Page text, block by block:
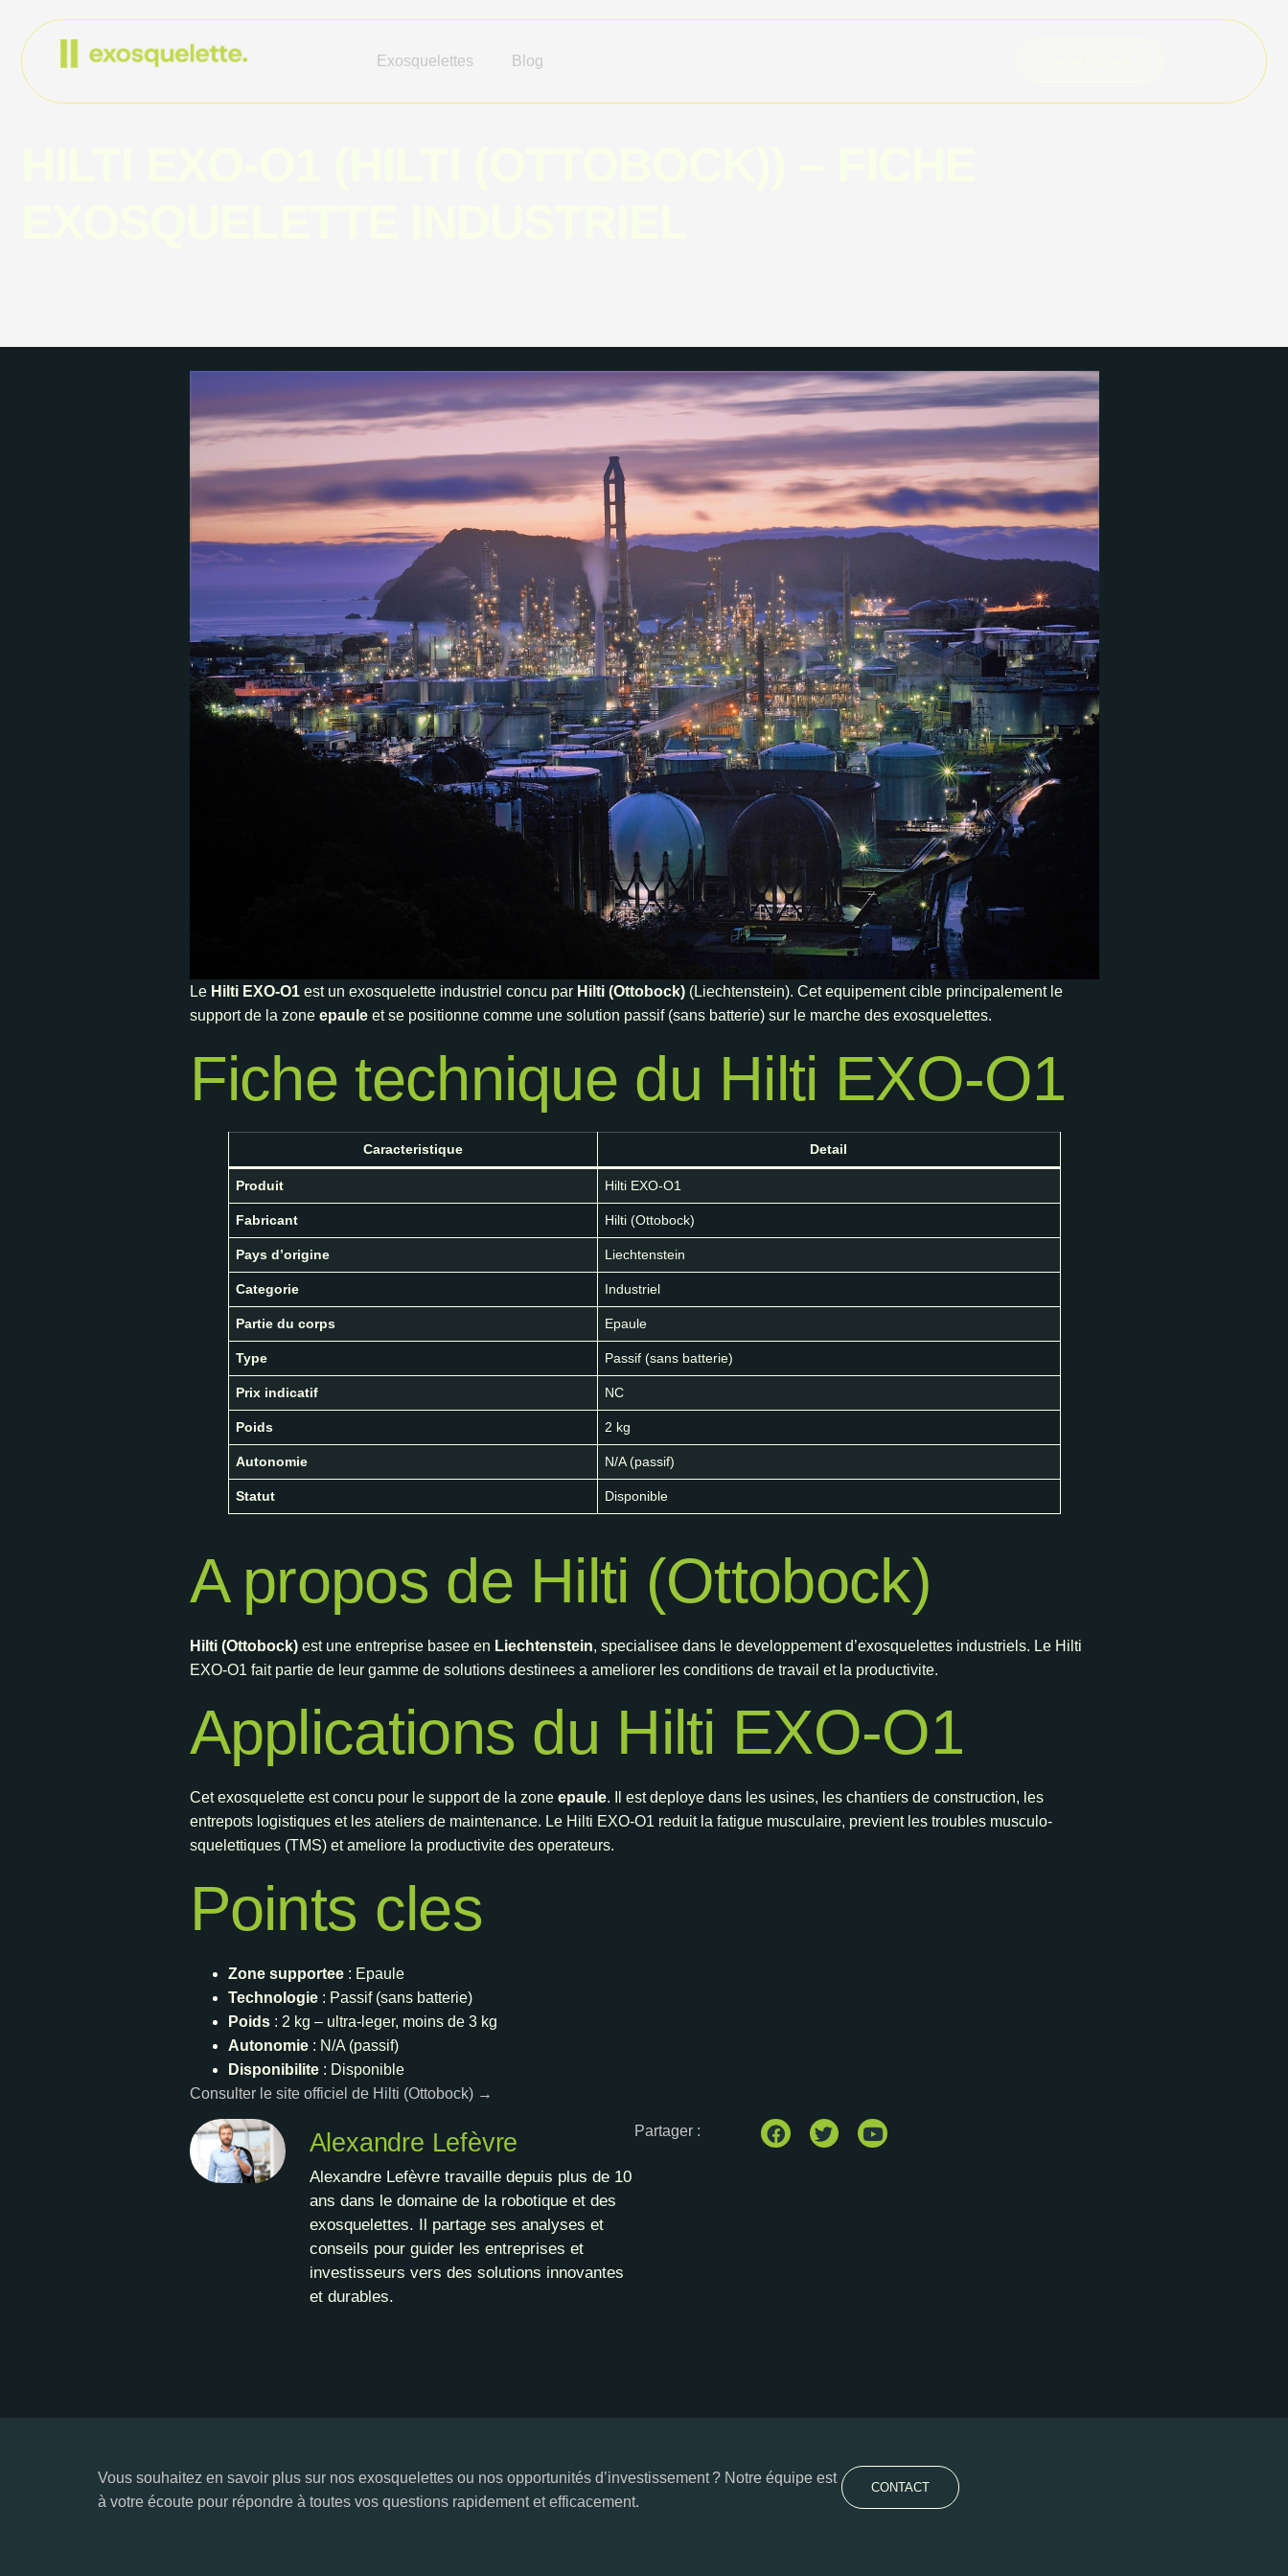
Exosquelettes Blog
Le Hilti EXO-O1est un exosquelette industriel concu par Hilti (Ottobock)(Liechtenstein). Cet equipement cible principalement le
support de la zone epauleet se positionne comme une solution passif (sans batterie) sur le marche des exosquelettes.
Fiche technique du Hilti EXO-O1
Caracteristique Detail
Produit Hilti EXO-O1
Fabricant Hilti (Ottobock)
Pays d’origine Liechtenstein
Categorie Industriel
Partie du corps Epaule
Type Passif (sans batterie)
Prix indicatif NC
Poids 2 kg
Autonomie N/A (passif)
Statut Disponible
A propos de Hilti (Ottobock)
Hilti (Ottobock)est une entreprise basee en Liechtenstein, specialisee dans le developpement d’exosquelettes industriels. Le Hilti
EXO-O1 fait partie de leur gamme de solutions destinees a ameliorer les conditions de travail et la productivite.
Applications du Hilti EXO-O1
Cet exosquelette est concu pour le support de la zone epaule. Il est deploye dans les usines, les chantiers de construction, les
entrepots logistiques et les ateliers de maintenance. Le Hilti EXO-O1 reduit la fatigue musculaire, previent les troubles musculo-
squelettiques (TMS) et ameliore la productivite des operateurs.
Points cles
Zone supportee: Epaule
Technologie: Passif (sans batterie)
Poids: 2 kg – ultra-leger, moins de 3 kg
Autonomie: N/A (passif)
Disponibilite: Disponible
Consulter le site officiel de Hilti (Ottobock) →
Alexandre Lefèvre
Alexandre Lefèvre travaille depuis plus de 10
ans dans le domaine de la robotique et des
exosquelettes. Il partage ses analyses et
conseils pour guider les entreprises et
investisseurs vers des solutions innovantes
et durables.
Partager :
Vous souhaitez en savoir plus sur nos exosquelettes ou nos opportunités d’investissement ? Notre équipe est
à votre écoute pour répondre à toutes vos questions rapidement et efficacement.
CONTACT